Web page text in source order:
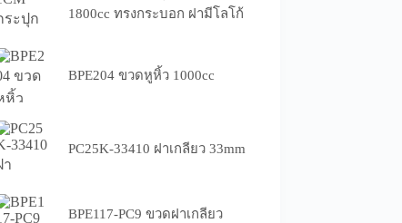
1800cc ทรงกระบอก ฝามีโลโก้
BPE204 ขวดหูหิ้ว 1000cc
PC25K-33410 ฝาเกลียว 33mm
BPE117-PC9 ขวดฝาเกลียว